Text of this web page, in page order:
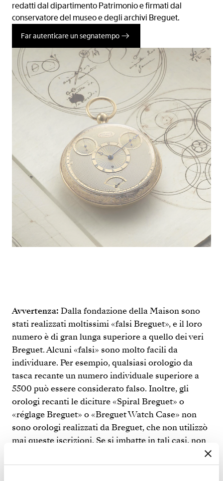
redatti dal dipartimento Patrimonio e firmati dal
conservatore del museo e degli archivi Breguet.
Far autenticare un segnatempo
Avvertenza: Dalla fondazione della Maison sono
stati realizzati moltissimi «falsi Breguet», e il loro
numero è di gran lunga superiore a quello dei veri
Breguet. Alcuni «falsi» sono molto facili da
individuare. Per esempio, qualsiasi orologio da
tasca recante un numero individuale superiore a
5500 può essere considerato falso. Inoltre, gli
orologi recanti le diciture «Spiral Breguet» o
«réglage Breguet» o «Breguet Watch Case» non
sono orologi realizzati da Breguet, che non utilizzò
mai queste iscrizioni. Se si imbatte in tali casi, non